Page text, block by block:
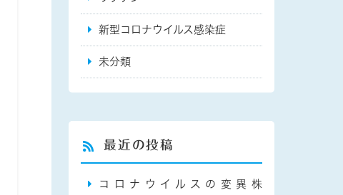
新型コロナウイルス感染症
未分類
最近の投稿
コロナウイルスの変異株